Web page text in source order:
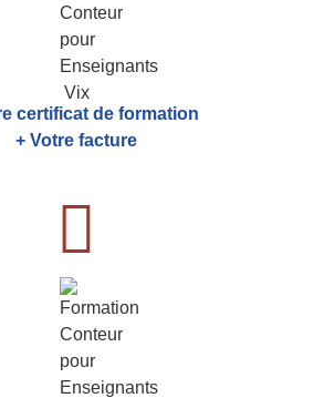
certificat de formation
+ Votre facture